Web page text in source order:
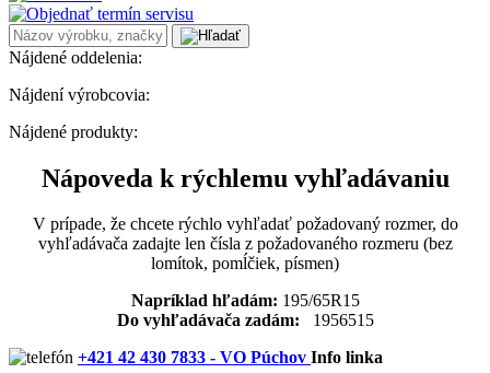
Nájdené oddelenia:
Nájdení výrobcovia:
Nájdené produkty:
Nápoveda k rýchlemu vyhľadávaniu
V prípade, že chcete rýchlo vyhľadať požadovaný rozmer, do
vyhľadávača zadajte len čísla z požadovaného rozmeru (bez
lomítok, pomĺčiek, písmen)
Napríklad hľadám: 195/65R15
Do vyhľadávača zadám: 1956515
+421 42 430 7833 - VO Púchov Info linka